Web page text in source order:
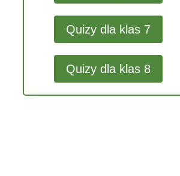
Quizy dla klas 7
Quizy dla klas 8